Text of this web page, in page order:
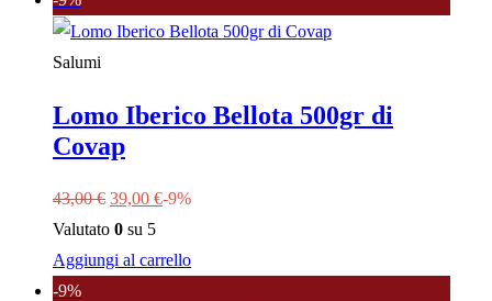
Salumi
Lomo Iberico Bellota 500gr di
Covap
43,00€ Il
prezzo
originale
39,00 €Il
attuale
-9%
Valutato 0 su 5
Aggiungi al carrello
-9%